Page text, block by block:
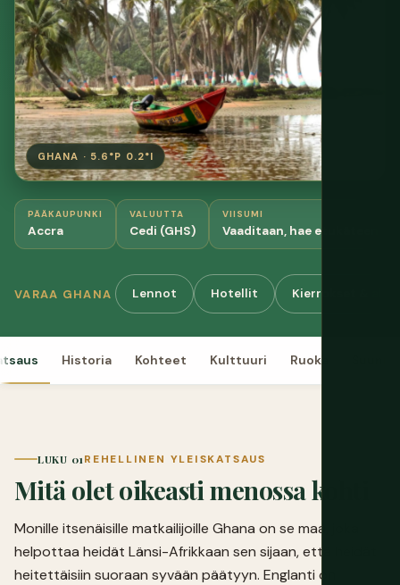
GHANA · 5.6°P 0.2°I
PÄÄKAUPUNKI
Accra
VALUUTTA
Cedi (GHS)
VIISUMI
Vaaditaan, hae etukäteen
VARAA GHANA Lennot Hotellit Kierrokset &
Historia Kohteet Kulttuuri Ruoka
LUKU 01REHELLINEN YLEISKATSAUS
Mitä olet oikeasti menossa kohti
Monille itsenäisille matkailijoille Ghana on se maa, joka
helpottaa heidät Länsi-Afrikkaan sen sijaan, että heidät
heitettäisiin suoraan syvään päätyyn. Englanti on